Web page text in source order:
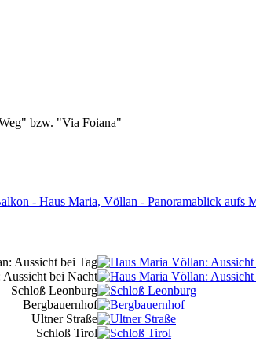
bzw. "Via Foiana"
Aussicht bei Tag
bei Nacht
Schloß Leonburg
Bergbauernhof
Ultner Straße
Schloß Tirol